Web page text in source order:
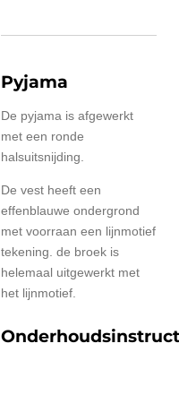
Pyjama
De pyjama is afgewerkt
met een ronde
halsuitsnijding.
De vest heeft een
effenblauwe ondergrond
met voorraan een lijnmotief
tekening. de broek is
helemaal uitgewerkt met
het lijnmotief.